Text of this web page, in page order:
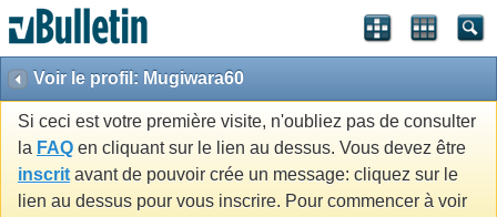
Voir le profil: Mugiwara60
Si ceci est votre première visite, n'oubliez pas de consulter
la FAQ en cliquant sur le lien au dessus. Vous devez être
inscrit avant de pouvoir crée un message: cliquez sur le
lien au dessus pour vous inscrire. Pour commencer à voir